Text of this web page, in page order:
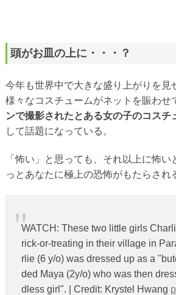
頭がお皿の上に・・・？
今年も世界中で大きな盛り上がりを見
様々なコスチュームがネットを賑わせ
ンで撮影されたとある女の子のコスチ
して話題になっている。
「怖い」と思っても、それ以上に怖い
っとあなたに極上の恐怖がもたらされ
WATCH: These two little girls
rick-or-treating in their village in
rlie (6 y/o) was dressed up as a
ded Maya (2y/o) who was then
dless girl". | Credit: Krystel Hwang